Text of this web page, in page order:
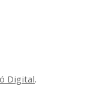
Digital.